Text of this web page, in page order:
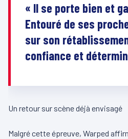
« Il se porte bien et
Entouré de ses
sur son
confiance et
Un retour sur scène déjà envisagé
Malgré cette épreuve, Warped